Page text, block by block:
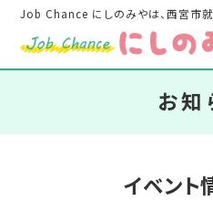
Job Chance にしのみやは、西宮市就
お知
イベント